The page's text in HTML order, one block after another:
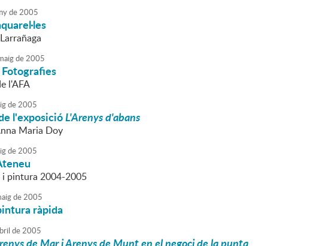
de2005
de2005
l'AFA
de2005
l'exposicióL'Arenys d'abans
Maria Doy
de2005
i pintura 2004-2005
de2005
ràpida
de2005